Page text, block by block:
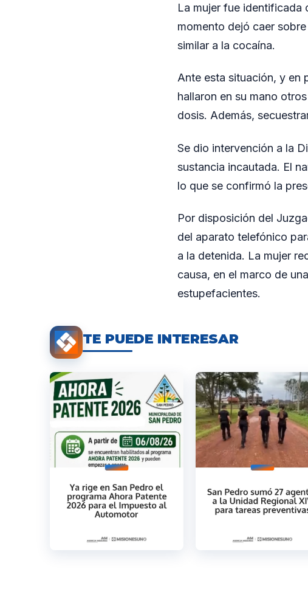
La mujer fue identificada
momento dejó caer
similar a la cocaína.
Ante esta situación, y en
hallaron en su mano
dosis. Además,
Se dio intervención a la
sustancia incautada. El
lo que se confirmó la
Por disposición del
del aparato telefónico
a la detenida. La mujer
causa, en el marco de
estupefacientes.
TE PUEDE INTERESAR